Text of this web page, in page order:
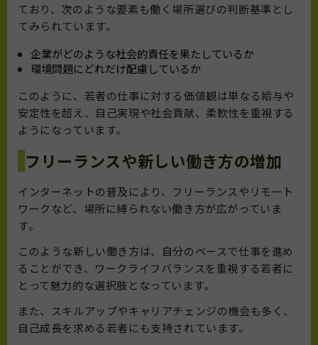
ており、次のような要素も働く場所選びの判断基準とし
てみられています。
企業がどのような社会的責任を果たしているか
環境問題にどれだけ配慮しているか
このように、若者の仕事に対する価値観は単なる給与や
安定性を超え、自己実現や社会貢献、柔軟性を重視する
ようになっています。
フリーランスや新しい働き方の増加
インターネットの普及により、フリーランスやリモート
ワークなど、場所に縛られない働き方が広がっていま
す。
このような新しい働き方は、自分のペースで仕事を進め
ることができ、ワークライフバランスを重視する若者に
とって魅力的な選択肢となっています。
また、スキルアップやキャリアチェンジの機会も多く、
自己成長を求める若者にも支持されています。